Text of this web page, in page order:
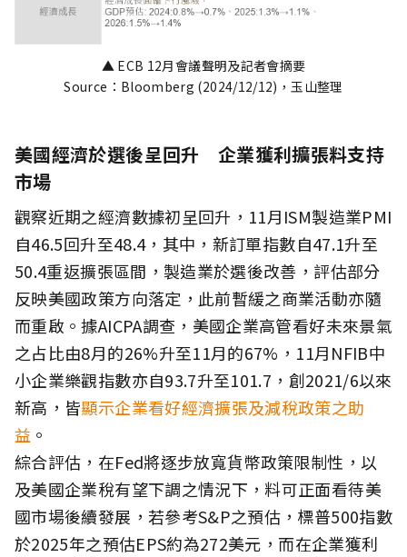
▲ ECB 12月會議聲明及記者會摘要
Source：Bloomberg (2024/12/12)，玉山整理
美國經濟於選後呈回升 企業獲利擴張料支持
市場
觀察近期之經濟數據初呈回升，11月ISM製造業PMI
自46.5回升至48.4，其中，新訂單指數自47.1升至
50.4重返擴張區間，製造業於選後改善，評估部分
反映美國政策方向落定，此前暫緩之商業活動亦隨
而重啟。據AICPA調查，美國企業高管看好未來景氣
之占比由8月的26%升至11月的67%，11月NFIB中
小企業樂觀指數亦自93.7升至101.7，創2021/6以來
新高，皆顯示企業看好經濟擴張及減稅政策之助
益 。
綜合評估，在Fed將逐步放寬貨幣政策限制性，以
及美國企業稅有望下調之情況下，料可正面看待美
國市場後續發展，若參考S&P之預估，標普500指數
於2025年之預估EPS約為272美元，而在企業獲利